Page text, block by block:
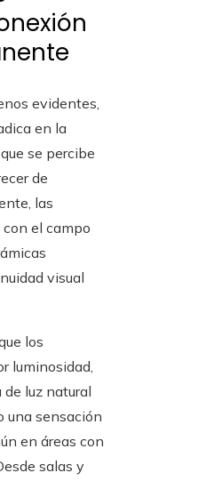
evidentes,
en la
se percibe
de
las
el campo
visual
los
luminosidad,
luz natural
una sensación
en áreas con
salas y